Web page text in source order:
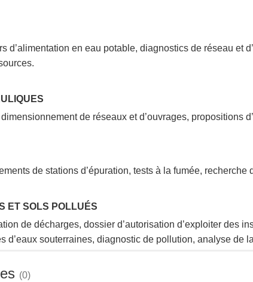
d’alimentation en eau potable, diagnostics de réseau et
de réseaux et d’ouvrages, propositions
de stations d’épuration, tests à la fumée,
ET SOLS POLLUÉS
de décharges, dossier d’autorisation d’exploiter des
d’eaux souterraines, diagnostic de pollution, analyse de
(0)